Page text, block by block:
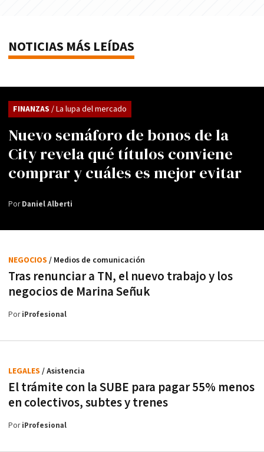
NOTICIAS MÁS LEÍDAS
Nuevo semáforo de bonos de la
City revela qué títulos conviene
comprar y cuáles es mejor evitar
FINANZAS / La lupa del mercado
PorDaniel Alberti
Tras renunciar a TN, el nuevo trabajo y los
negocios de Marina Señuk
NEGOCIOS / Medios de comunicación
PoriProfesional
El trámite con la SUBE para pagar 55% menos
en colectivos, subtes y trenes
LEGALES / Asistencia
PoriProfesional